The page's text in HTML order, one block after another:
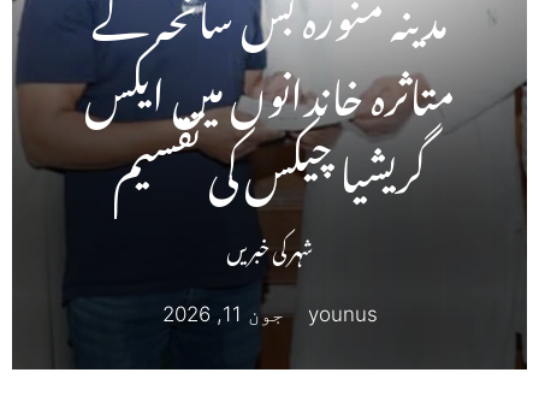
متاثرہ خاندانوں میں ایکس
گریشیا چیکس کی تقسیم
شہر کی خبریں
younus جون 11, 2026